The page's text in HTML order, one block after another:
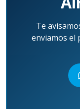
Te
enviamos el